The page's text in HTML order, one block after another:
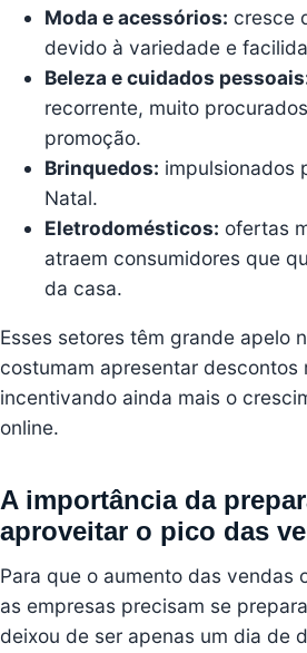
Moda e acessórios: cresce
devido à variedade e
Beleza e cuidados
recorrente, muito
promoção.
Brinquedos: impulsionados
Natal.
Eletrodomésticos: ofertas
atraem consumidores que
da casa.
Esses setores têm grande apelo
costumam apresentar descontos
incentivando ainda mais o
online.
A importância da
aproveitar o pico das
Para que o aumento das vendas
as empresas precisam se
deixou de ser apenas um dia de